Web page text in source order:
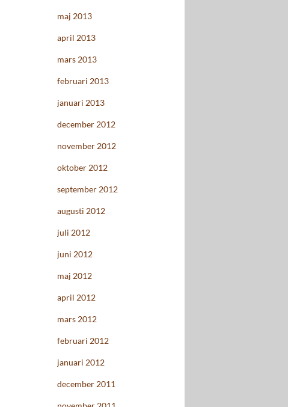
maj 2013
april 2013
mars 2013
februari 2013
januari 2013
december 2012
november 2012
oktober 2012
september 2012
augusti 2012
juli 2012
juni 2012
maj 2012
april 2012
mars 2012
februari 2012
januari 2012
december 2011